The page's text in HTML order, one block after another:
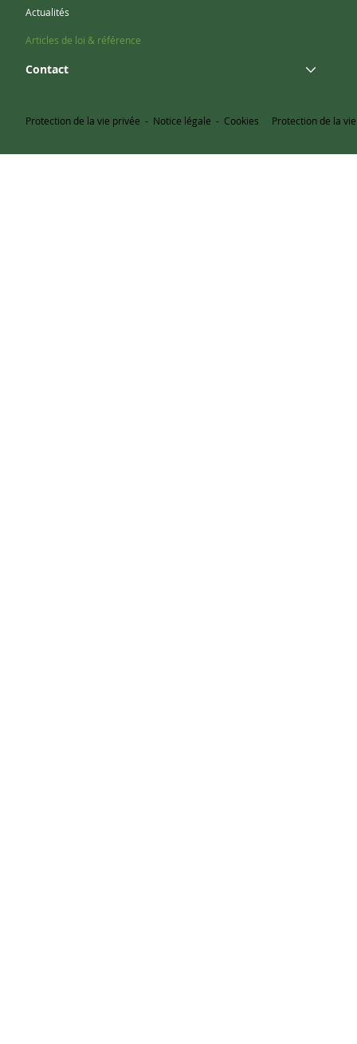
Actualités
Articles de loi & référence
Contact
Protection de la vie privée - Notice légale - Cookies Protection de la